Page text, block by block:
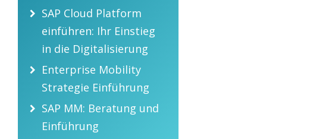
SAP Cloud Platform
einführen: Ihr Einstieg
in die Digitalisierung
Enterprise Mobility
Strategie Einführung
SAP MM: Beratung und
Einführung